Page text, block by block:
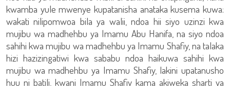
kwamba yule mwenye kupatanisha anataka kusema kuwa:
wakati nilipomwoa bila ya walii, ndoa hii siyo uzinzi kwa
mujibu wa madhehbu ya Imamu Abu Hanifa, na siyo ndoa
sahihi kwa mujibu wa madhehbu ya Imamu Shafiy, na talaka
hizi hazizingatiwi kwa sababu ndoa haikuwa sahihi kwa
mujibu wa madhehbu ya Imamu Shafiy, lakini upatanusho
huu ni batili, kwani Imamu Shafiy kama akiweka sharti ya